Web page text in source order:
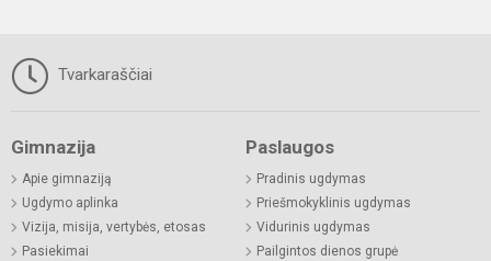
Tvarkaraščiai
Gimnazija
Apie gimnaziją
Ugdymo aplinka
Vizija, misija, vertybės, etosas
Pasiekimai
Paslaugos
Pradinis ugdymas
Priešmokyklinis ugdymas
Vidurinis ugdymas
Pailgintos dienos grupė